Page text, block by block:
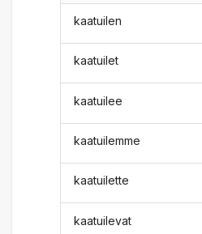
kaatuilen
kaatuilet
kaatuilee
kaatuilemme
kaatuilette
kaatuilevat